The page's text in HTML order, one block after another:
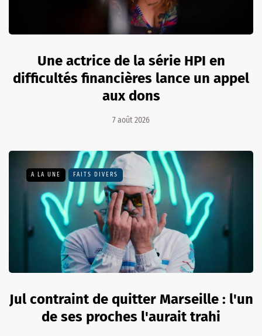
Une actrice de la série HPI en
difficultés financières lance un appel
aux dons
7 août 2026
A LA UNE FAITS DIVERS
Jul contraint de quitter Marseille : l'un
de ses proches l'aurait trahi